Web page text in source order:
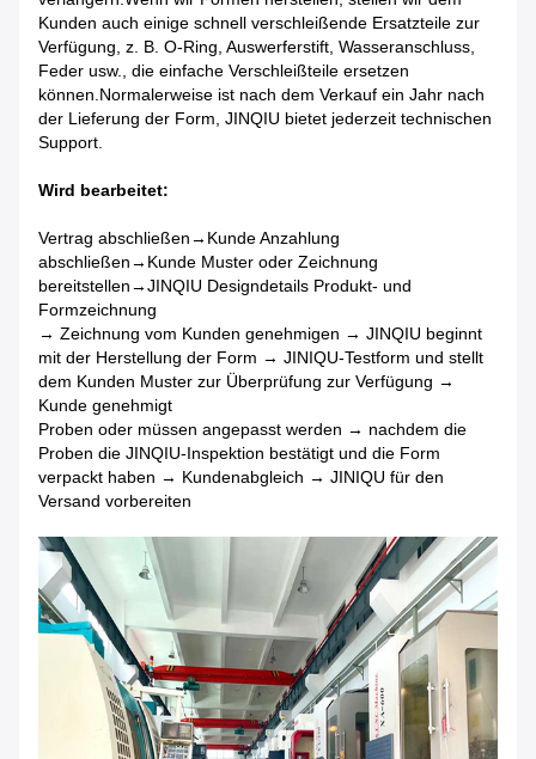
Kunden auch einige schnell verschleißende Ersatzteile zur
Verfügung, z. B. O-Ring, Auswerferstift, Wasseranschluss,
Feder usw., die einfache Verschleißteile ersetzen
können.Normalerweise ist nach dem Verkauf ein Jahr nach
der Lieferung der Form, JINQIU bietet jederzeit technischen
Support.
Wird bearbeitet:
Vertrag abschließen→Kunde Anzahlung
abschließen→Kunde Muster oder Zeichnung
bereitstellen→JINQIU Designdetails Produkt- und
Formzeichnung
→ Zeichnung vom Kunden genehmigen → JINQIU beginnt
mit der Herstellung der Form → JINIQU-Testform und stellt
dem Kunden Muster zur Überprüfung zur Verfügung →
Kunde genehmigt
Proben oder müssen angepasst werden → nachdem die
Proben die JINQIU-Inspektion bestätigt und die Form
verpackt haben → Kundenabgleich → JINIQU für den
Versand vorbereiten